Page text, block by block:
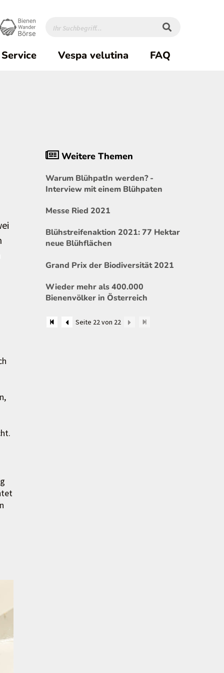
Service Vespa velutina FAQ
Weitere Themen
Warum BlühpatIn werden? -
Interview mit einem Blühpaten
Messe Ried 2021
Blühstreifenaktion 2021: 77 Hektar
neue Blühflächen
Grand Prix der Biodiversität 2021
Wieder mehr als 400.000
Bienenvölker in Österreich
Seite 22 von 22